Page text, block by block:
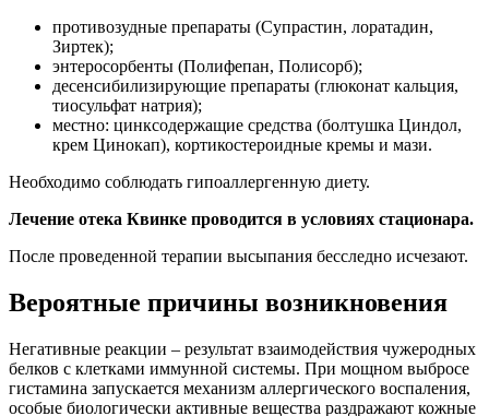
противозудные препараты (Супрастин, лоратадин,
Зиртек);
энтеросорбенты (Полифепан, Полисорб);
десенсибилизирующие препараты (глюконат кальция,
тиосульфат натрия);
местно: цинксодержащие средства (болтушка Циндол,
крем Цинокап), кортикостероидные кремы и мази.
Необходимо соблюдать гипоаллергенную диету.
Лечение отека Квинке проводится в условиях стационара.
После проведенной терапии высыпания бесследно исчезают.
Вероятные причины возникновения
Негативные реакции – результат взаимодействия чужеродных
белков с клетками иммунной системы. При мощном выбросе
гистамина запускается механизм аллергического воспаления,
особые биологически активные вещества раздражают кожные